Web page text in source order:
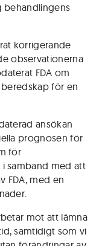
behandlingens
korrigerande
observationerna
FDA om
för en
ansökan
prognosen för
för
i samband med att
FDA, med en
mot att lämna
samtidigt som vi